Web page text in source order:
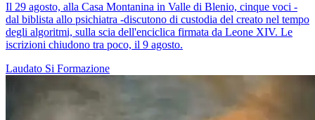
Il 29 agosto, alla Casa Montanina in Valle di Blenio, cinque voci -
dal biblista allo psichiatra -discutono di custodia del creato nel tempo
degli algoritmi, sulla scia dell'enciclica firmata da Leone XIV. Le
iscrizioni chiudono tra poco, il 9 agosto.
Laudato Si Formazione